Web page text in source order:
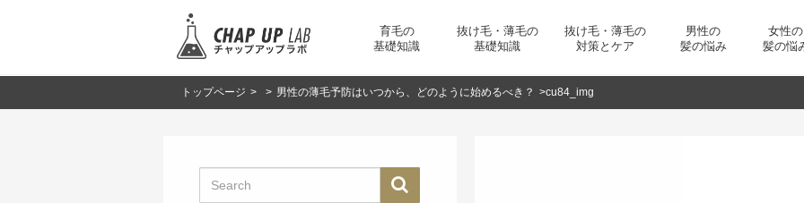
育毛の
基礎知識
抜け毛・薄毛の
基礎知識
抜け毛・薄毛の
対策とケア
男性の
髪の悩み
女性の
髪の悩
トップページ > > 男性の薄毛予防はいつから、どのように始めるべき？ >cu84_img